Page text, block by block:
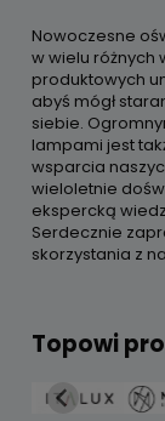
Nowoczesne
w wielu różnych
produktowych
abyś mógł
siebie.
lampami jest
wsparcia
wieloletnie
ekspercką
Serdecznie
skorzystania z
Topowi